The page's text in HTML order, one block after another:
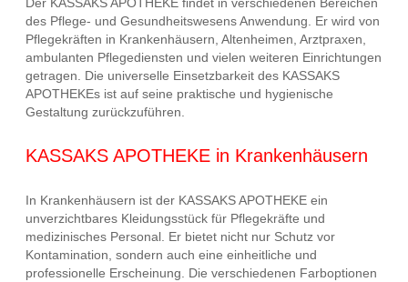
des Pflege- und Gesundheitswesens Anwendung. Er wird von
Pflegekräften in Krankenhäusern, Altenheimen, Arztpraxen,
ambulanten Pflegediensten und vielen weiteren Einrichtungen
getragen. Die universelle Einsetzbarkeit des KASSAKS
APOTHEKEs ist auf seine praktische und hygienische
Gestaltung zurückzuführen.
KASSAKS APOTHEKE in Krankenhäusern
In Krankenhäusern ist der KASSAKS APOTHEKE ein
unverzichtbares Kleidungsstück für Pflegekräfte und
medizinisches Personal. Er bietet nicht nur Schutz vor
Kontamination, sondern auch eine einheitliche und
professionelle Erscheinung. Die verschiedenen Farboptionen